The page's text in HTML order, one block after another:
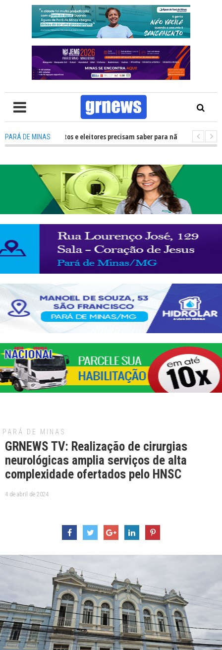
PARÁ DE MINAS
O que candidatos e eleitores precisam saber para não ter problemas nas
PARÁ DE MINAS
GRNEWS TV: Realização de cirurgias
neurológicas amplia serviços de alta
complexidade ofertados pelo HNSC
4 de abril de 2024